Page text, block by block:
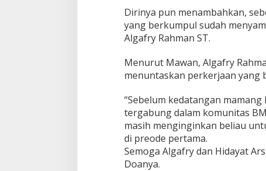
Dirinya pun menambahkan,
yang berkumpul sudah
Algafry Rahman ST.
Menurut Mawan, Algafry
menuntaskan perkerjaan yang
“Sebelum kedatangan
tergabung dalam komunitas
masih menginginkan beliau
di preode pertama.
Semoga Algafry dan Hidayat
Doanya.